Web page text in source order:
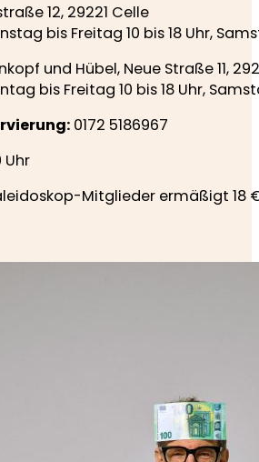
12, 29221 Celle
bis Freitag 10 bis 18 Uhr,
und Hübel, Neue Straße 11,
bis Freitag 10 bis 18 Uhr,
0172 5186967
Uhr
Mitglieder ermäßigt 18